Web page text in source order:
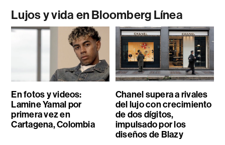
Lujos y vida en Bloomberg Línea
En fotos y videos:
Lamine Yamal por
primera vez en
Cartagena, Colombia
Chanel supera a rivales
del lujo con crecimiento
de dos dígitos,
impulsado por los
diseños de Blazy